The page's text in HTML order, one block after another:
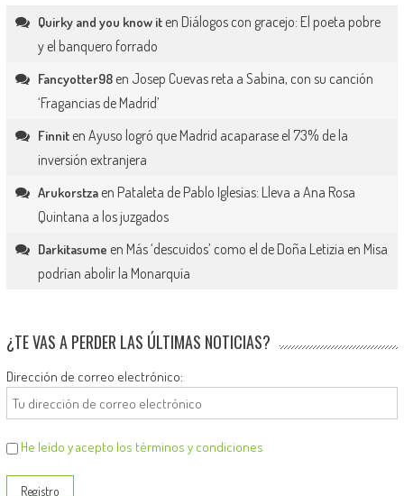
Quirky and you know iten Diálogos con gracejo: El poeta pobre
y el banquero forrado
Fancyotter98en Josep Cuevas reta a Sabina, con su canción
‘Fragancias de Madrid’
Finniten Ayuso logró que Madrid acaparase el 73% de la
inversión extranjera
Arukorstzaen Pataleta de Pablo Iglesias: Lleva a Ana Rosa
Quintana a los juzgados
Darkitasume en Más ‘descuidos’ como el de Doña Letizia en Misa
podrían abolir la Monarquía
¿TE VAS A PERDER LAS ÚLTIMAS NOTICIAS?
Dirección de correo electrónico:
He leído y acepto los términos y condiciones